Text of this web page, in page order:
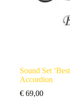
Sound Set
Accordion
€ 69,00